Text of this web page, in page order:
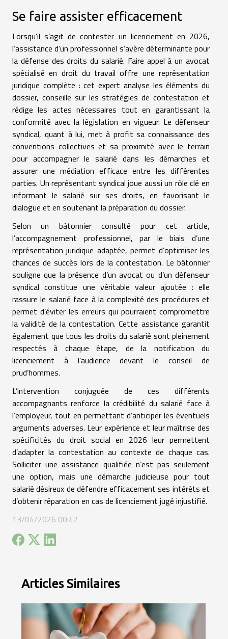
Se faire assister efficacement
Lorsqu’il s’agit de contester un licenciement en 2026,
l’assistance d’un professionnel s’avère déterminante pour
la défense des droits du salarié. Faire appel à un avocat
spécialisé en droit du travail offre une représentation
juridique complète : cet expert analyse les éléments du
dossier, conseille sur les stratégies de contestation et
rédige les actes nécessaires tout en garantissant la
conformité avec la législation en vigueur. Le défenseur
syndical, quant à lui, met à profit sa connaissance des
conventions collectives et sa proximité avec le terrain
pour accompagner le salarié dans les démarches et
assurer une médiation efficace entre les différentes
parties. Un représentant syndical joue aussi un rôle clé en
informant le salarié sur ses droits, en favorisant le
dialogue et en soutenant la préparation du dossier.
Selon un bâtonnier consulté pour cet article,
l’accompagnement professionnel, par le biais d’une
représentation juridique adaptée, permet d’optimiser les
chances de succès lors de la contestation. Le bâtonnier
souligne que la présence d’un avocat ou d’un défenseur
syndical constitue une véritable valeur ajoutée : elle
rassure le salarié face à la complexité des procédures et
permet d’éviter les erreurs qui pourraient compromettre
la validité de la contestation. Cette assistance garantit
également que tous les droits du salarié sont pleinement
respectés à chaque étape, de la notification du
licenciement à l’audience devant le conseil de
prud’hommes.
L’intervention conjuguée de ces différents
accompagnants renforce la crédibilité du salarié face à
l’employeur, tout en permettant d’anticiper les éventuels
arguments adverses. Leur expérience et leur maîtrise des
spécificités du droit social en 2026 leur permettent
d’adapter la contestation au contexte de chaque cas.
Solliciter une assistance qualifiée n’est pas seulement
une option, mais une démarche judicieuse pour tout
salarié désireux de défendre efficacement ses intérêts et
d’obtenir réparation en cas de licenciement jugé injustifié.
13/04/2026 00:42
Articles Similaires